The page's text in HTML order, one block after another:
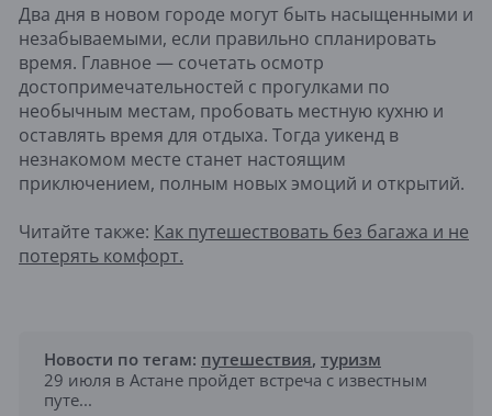
Два дня в новом городе могут быть насыщенными и
незабываемыми, если правильно спланировать
время. Главное — сочетать осмотр
достопримечательностей с прогулками по
необычным местам, пробовать местную кухню и
оставлять время для отдыха. Тогда уикенд в
незнакомом месте станет настоящим
приключением, полным новых эмоций и открытий.
Читайте также: Как путешествовать без багажа и не
потерять комфорт.
Новости по тегам: путешествия, туризм
29 июля в Астане пройдет встреча с известным
путе...